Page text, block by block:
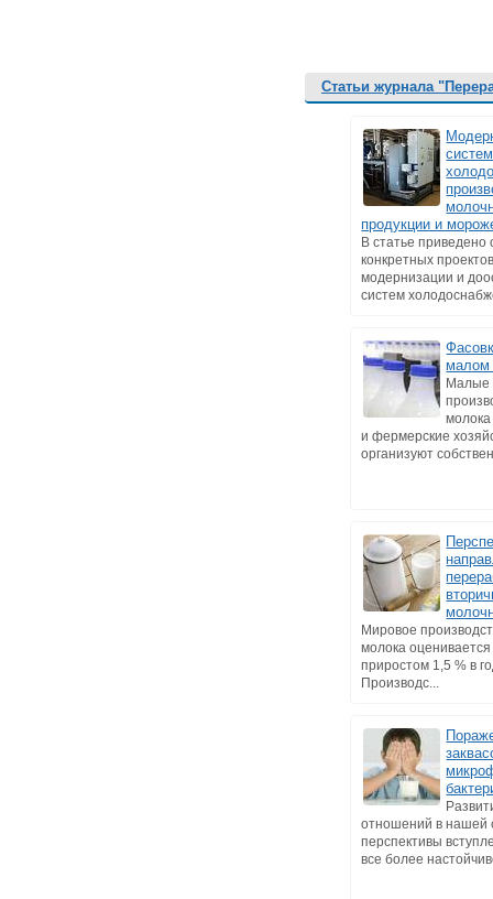
Статьи журнала
систем
продукции и
В статье приведено
конкретных
модернизации и
систем
малом
Малые
молока
и фермерские
организуют
Мировое
молока
приростом 1,5 % в
Производс...
отношений в нашей
перспективы
все более